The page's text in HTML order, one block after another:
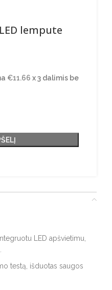
lempute
€11.66 x 3 dalimis be
LED apšvietimu,
testą, išduotas saugos